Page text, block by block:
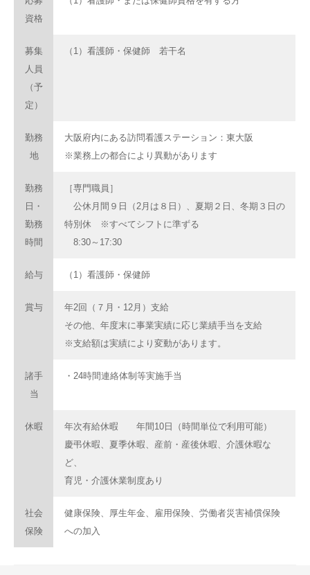
資格
募集
人員
（予
定）
（1）看護師・保健師 若干名
勤務
地
大阪府内にある訪問看護ステーション：東大阪
※業務上の都合により異動があります
勤務
日・
勤務
時間
［専門職員］
公休月間９日（2月は８日）、夏期２日、冬期３日の
特別休 ※すべてシフトに準ずる
8:30～17:30
給与 （1）看護師・保健師
賞与
年2回（７月・12月）支給
その他、年度末に事業実績に応じ業績手当を支給
※支給額は実績により変動があります。
諸手
当
・24時間連絡体制等実施手当
休暇
年次有給休暇 年間10日（時間単位で利用可能）
慶弔休暇、夏季休暇、産前・産後休暇、介護休暇な
ど、
育児・介護休業制度あり
社会
保険
健康保険、厚生年金、雇用保険、労働者災害補償保険
への加入